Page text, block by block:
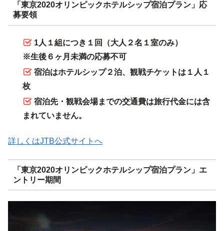
「東京2020オリンピックホテルシップ宿泊プラン」応
募要領
1人１組につき１回（大人２名１室のみ）
※生後６ヶ月未満の応募不可
宿泊はホテルシップ２泊、観戦チケットは１人１
枚
宿泊先・観戦会場までの交通費は旅行代金には含
まれていません。
詳しくはJTB公式サイトへ
「東京2020オリンピックホテルシップ宿泊プラン」エ
ントリー期間